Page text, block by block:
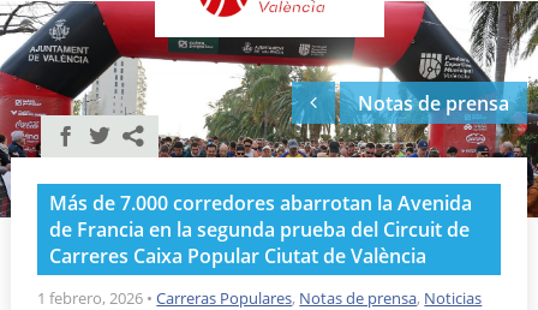
Instalaciones ▼
Comunicación ▼
Valencia en deporte
Portal de Transparencia
Reservas
Notas de prensa
Más de 7.000 corredores abarrotan la Avenida
de Francia en la segunda prueba del Circuit de
Carreres Caixa Popular Ciutat de València
1 febrero, 2026 •Carreras Populares, Notas de prensa, Noticias